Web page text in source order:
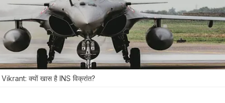
क्यों खास है INS विक्रांत?